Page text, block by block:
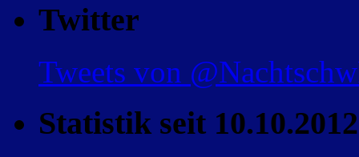
Twitter
Tweets von
Statistik seit 10.10.2012